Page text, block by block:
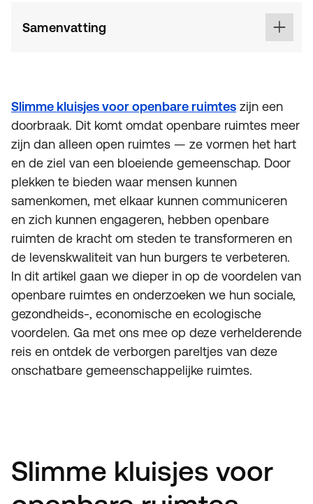
Samenvatting
Slimme kluisjes voor openbare ruimtes zijn een
doorbraak. Dit komt omdat openbare ruimtes meer
zijn dan alleen open ruimtes — ze vormen het hart
en de ziel van een bloeiende gemeenschap. Door
plekken te bieden waar mensen kunnen
samenkomen, met elkaar kunnen communiceren
en zich kunnen engageren, hebben openbare
ruimten de kracht om steden te transformeren en
de levenskwaliteit van hun burgers te verbeteren.
In dit artikel gaan we dieper in op de voordelen van
openbare ruimtes en onderzoeken we hun sociale,
gezondheids-, economische en ecologische
voordelen. Ga met ons mee op deze verhelderende
reis en ontdek de verborgen pareltjes van deze
onschatbare gemeenschappelijke ruimtes.
Slimme kluisjes voor